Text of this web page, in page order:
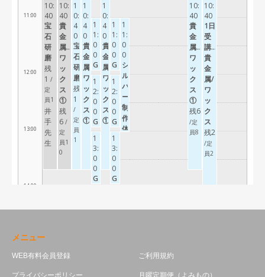
メニュー
WEB有料会員登録 ご利用規約
プライバシーポリシー 月曜定期便（よみもの）